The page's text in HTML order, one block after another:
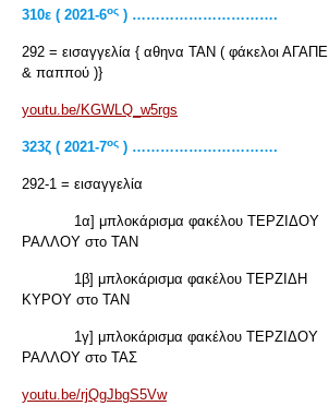
310ε ( 2021-6ος ) ………………………….
292 = εισαγγελία { αθηνα ΤΑΝ ( φάκελοι ΑΓΑΠΕ
& παππού )}
youtu.be/KGWLQ_w5rgs
323ζ ( 2021-7ος ) ………………………….
292-1 = εισαγγελία
1α] μπλοκάρισμα φακέλου ΤΕΡΖΙΔΟΥ
ΡΑΛΛΟΥ στο ΤΑΝ
1β] μπλοκάρισμα φακέλου ΤΕΡΖΙΔΗ
ΚΥΡΟΥ στο ΤΑΝ
1γ] μπλοκάρισμα φακέλου ΤΕΡΖΙΔΟΥ
ΡΑΛΛΟΥ στο ΤΑΣ
youtu.be/rjQgJbgS5Vw